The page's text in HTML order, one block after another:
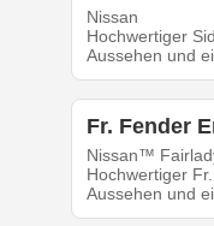
Nissan
Hochwertiger
Aussehen und
Fr. Fender
Nissan™
Hochwertiger
Aussehen und